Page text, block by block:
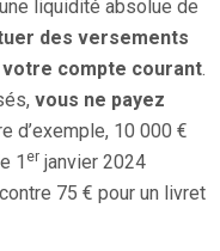
liquidité absolue de
des versements
compte courant.
vous ne payez
d’exemple, 10 000 €
1 er janvier 2024
75 € pour un livret